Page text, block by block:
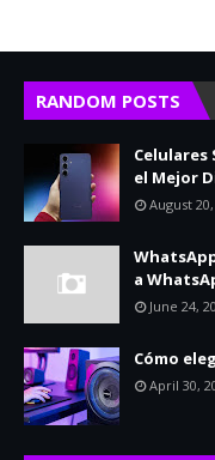
RANDOM POSTS
Celulares
el Mejor
August
a
June 24,
Cómo
April 30,